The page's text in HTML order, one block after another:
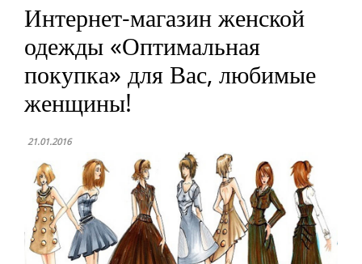
Интернет-магазин женской
одежды «Оптимальная
покупка» для Вас, любимые
женщины!
21.01.2016